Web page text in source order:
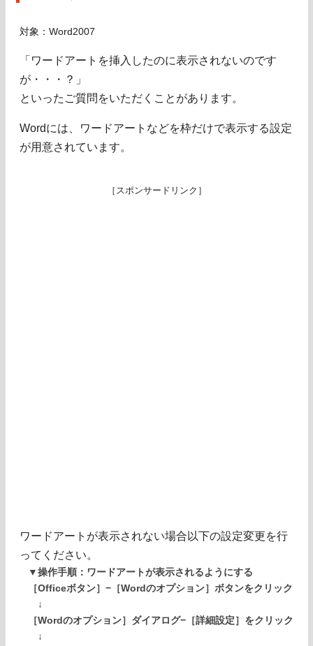
対象：Word2007
「ワードアートを挿入したのに表示されないのです
が・・・？」
といったご質問をいただくことがあります。
Wordには、ワードアートなどを枠だけで表示する設定
が用意されています。
［スポンサードリンク］
ワードアートが表示されない場合以下の設定変更を行
ってください。
▼操作手順：ワードアートが表示されるようにする
［Officeボタン］−［Wordのオプション］ボタンをクリック
↓
［Wordのオプション］ダイアログ−［詳細設定］をクリック
↓